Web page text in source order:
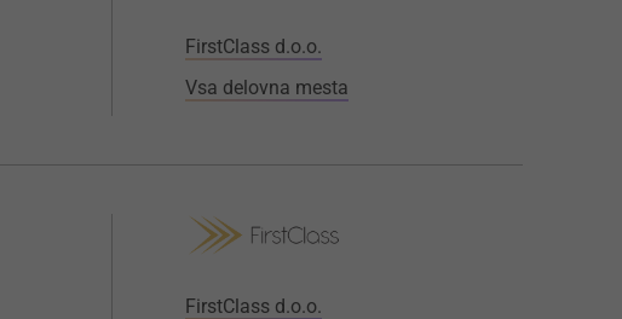
FirstClass d.o.o.
Vsa delovna mesta
FirstClass d.o.o.